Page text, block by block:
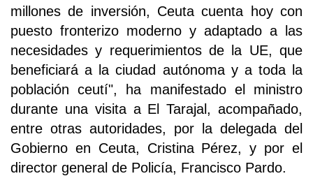
millones de inversión, Ceuta cuenta hoy con
puesto fronterizo moderno y adaptado a las
necesidades y requerimientos de la UE, que
beneficiará a la ciudad autónoma y a toda la
población ceutí", ha manifestado el ministro
durante una visita a El Tarajal, acompañado,
entre otras autoridades, por la delegada del
Gobierno en Ceuta, Cristina Pérez, y por el
director general de Policía, Francisco Pardo.